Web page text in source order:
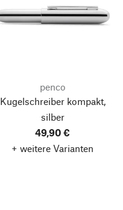
penco
Kugelschreiber kompakt,
silber
49,90 €
+ weitere Varianten